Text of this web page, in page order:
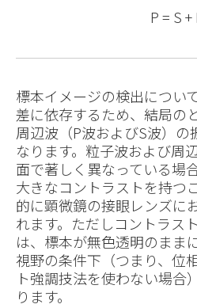
P = S +
標本イメージの検出につい
差に依存するため、結局の
周辺波（P波およびS波）の
なります。粒子波および周
面で著しく異なっている場
大きなコントラストを持つ
的に顕微鏡の接眼レンズに
れます。ただしコントラス
は、標本が無色透明のまま
視野の条件下（つまり、位
ト強調技法を使わない場合
ります。